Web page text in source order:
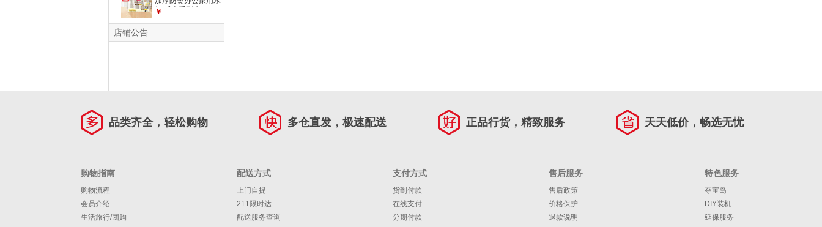
杯 乐惠系列水
￥
店铺公告
品类齐全，轻松购物 多仓直发，极速配送 正品行货，精致服务 天天低价，畅选无忧
购物指南
购物流程
会员介绍
生活旅行/团购
配送方式
上门自提
211限时达
配送服务查询
支付方式
货到付款
在线支付
分期付款
售后服务
售后政策
价格保护
退款说明
特色服务
夺宝岛
DIY装机
延保服务